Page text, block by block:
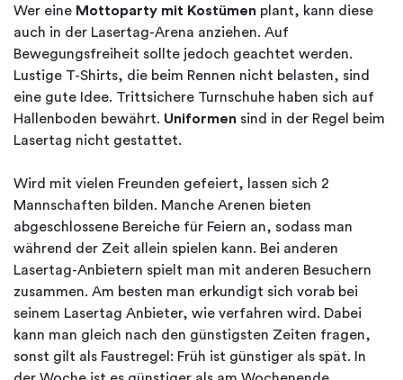
Wer eine Mottoparty mit Kostümen plant, kann diese
auch in der Lasertag-Arena anziehen. Auf
Bewegungsfreiheit sollte jedoch geachtet werden.
Lustige T-Shirts, die beim Rennen nicht belasten, sind
eine gute Idee. Trittsichere Turnschuhe haben sich auf
Hallenboden bewährt. Uniformen sind in der Regel beim
Lasertag nicht gestattet.
Wird mit vielen Freunden gefeiert, lassen sich 2
Mannschaften bilden. Manche Arenen bieten
abgeschlossene Bereiche für Feiern an, sodass man
während der Zeit allein spielen kann. Bei anderen
Lasertag-Anbietern spielt man mit anderen Besuchern
zusammen. Am besten man erkundigt sich vorab bei
seinem Lasertag Anbieter, wie verfahren wird. Dabei
kann man gleich nach den günstigsten Zeiten fragen,
sonst gilt als Faustregel: Früh ist günstiger als spät. In